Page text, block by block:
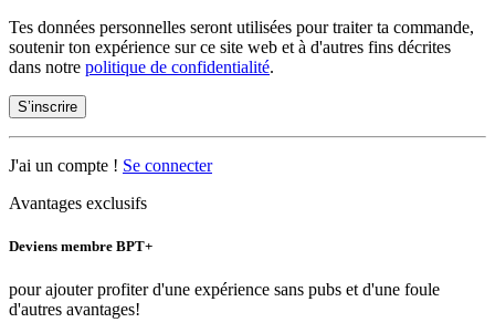
Tes données personnelles seront utilisées pour traiter ta commande,
soutenir ton expérience sur ce site web et à d'autres fins décrites
dans notre politique de confidentialité.
S’inscrire
J'ai un compte ! Se connecter
Avantages exclusifs
Deviens membre BPT+
pour ajouter profiter d'une expérience sans pubs et d'une foule
d'autres avantages!